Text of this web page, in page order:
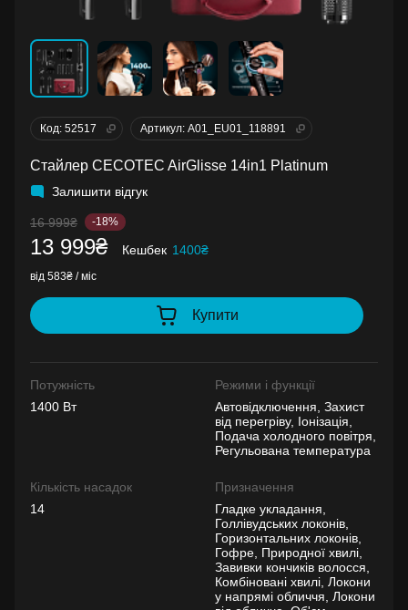
Код: 52517 Артикул: A01_EU01_118891
Стайлер CECOTEC AirGlisse 14in1 Platinum
Залишити відгук
16 999₴ -18%
13 999₴ Кешбек 1400₴
від 583₴ / міс
Купити
Потужність
1400 Вт
Режими і функції
Автовідключення, Захист
від перегріву, Іонізація,
Подача холодного повітря,
Регульована температура
Кількість насадок
14
Призначення
Гладке укладання,
Голлівудських локонів,
Горизонтальних локонів,
Гофре, Природної хвилі,
Завивки кончиків волосся,
Комбіновані хвилі, Локони
у напрямі обличчя, Локони